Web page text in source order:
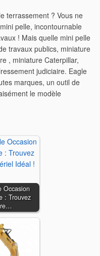
terrassement ? Vous ne
pelle, incontournable
! Mais quelle mini pelle
travaux publics, miniature
, miniature Caterpillar,
judiciaire. Eagle
marques, un outil de
le modèle
Occasion
: Trouvez